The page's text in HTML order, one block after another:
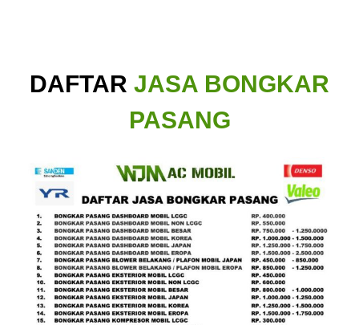
DAFTAR JASA BONGKAR
PASANG